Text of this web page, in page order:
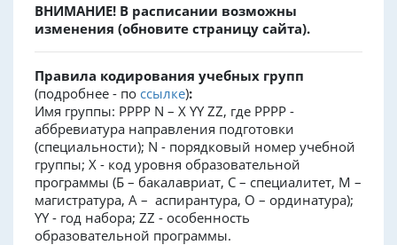
ВНИМАНИЕ! В расписании возможны
изменения (обновите страницу сайта).
Правила кодирования учебных групп
(подробнее - по ссылке):
Имя группы: PPPP N – X YY ZZ, где PPPP -
аббревиатура направления подготовки
(специальности); N - порядковый номер учебной
группы; X - код уровня образовательной
программы (Б – бакалавриат, С – специалитет, М –
магистратура, А – аспирантура, О – ординатура);
YY - год набора; ZZ - особенность
образовательной программы.